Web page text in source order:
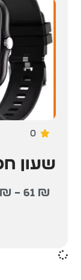
0
שעון
61 ₪
–
₪